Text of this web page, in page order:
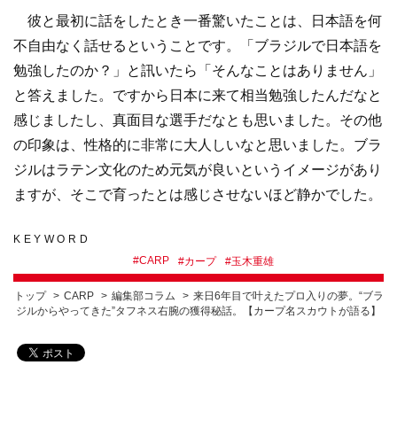
彼と最初に話をしたとき一番驚いたことは、日本語を何
不自由なく話せるということです。「ブラジルで日本語を
勉強したのか？」と訊いたら「そんなことはありません」
と答えました。ですから日本に来て相当勉強したんだなと
感じましたし、真面目な選手だなとも思いました。その他
の印象は、性格的に非常に大人しいなと思いました。ブラ
ジルはラテン文化のため元気が良いというイメージがあり
ますが、そこで育ったとは感じさせないほど静かでした。
KEYWORD
#CARP #カープ #玉木重雄
トップ CARP 編集部コラム
来日6年目で叶えたプロ入りの夢。“ブラ
ジルからやってきた”タフネス右腕の獲得秘話。【カープ名スカウトが語る】